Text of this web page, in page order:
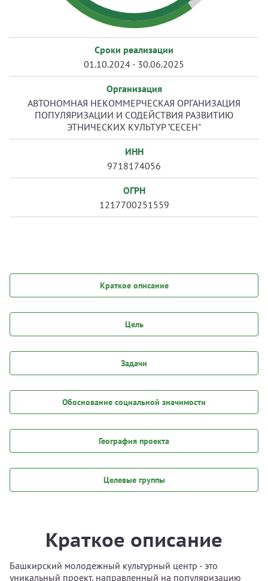
Сроки реализации
01.10.2024 - 30.06.2025
Организация
АВТОНОМНАЯ НЕКОММЕРЧЕСКАЯ ОРГАНИЗАЦИЯ
ПОПУЛЯРИЗАЦИИ И СОДЕЙСТВИЯ РАЗВИТИЮ
ЭТНИЧЕСКИХ КУЛЬТУР "СЕСЕН"
ИНН
9718174056
ОГРН
1217700251559
Краткое описание
Цель
Задачи
Обоснование социальной значимости
География проекта
Целевые группы
Краткое описание
Башкирский молодежный культурный центр - это
уникальный проект, направленный на популяризацию